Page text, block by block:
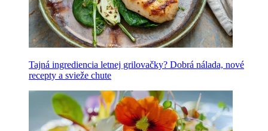
Tajná ingrediencia letnej grilovačky? Dobrá nálada, nové
recepty a svieže chute